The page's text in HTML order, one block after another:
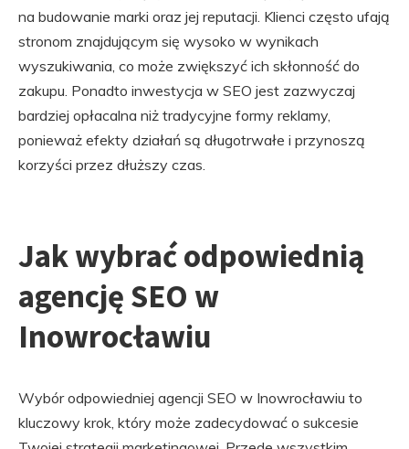
na budowanie marki oraz jej reputacji. Klienci często ufają
stronom znajdującym się wysoko w wynikach
wyszukiwania, co może zwiększyć ich skłonność do
zakupu. Ponadto inwestycja w SEO jest zazwyczaj
bardziej opłacalna niż tradycyjne formy reklamy,
ponieważ efekty działań są długotrwałe i przynoszą
korzyści przez dłuższy czas.
Jak wybrać odpowiednią
agencję SEO w
Inowrocławiu
Wybór odpowiedniej agencji SEO w Inowrocławiu to
kluczowy krok, który może zadecydować o sukcesie